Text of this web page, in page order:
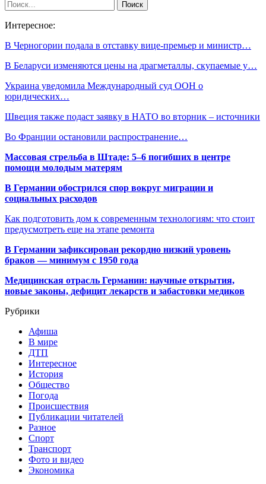
Интересное:
В Черногории подала в отставку вице-премьер и министр…
В Беларуси изменяются цены на драгметаллы, скупаемые у…
Украина уведомила Международный суд ООН о
юридических…
Швеция также подаст заявку в НАТО во вторник – источники
Во Франции остановили распространение…
Массовая стрельба в Штаде: 5–6 погибших в центре
помощи молодым матерям
В Германии обострился спор вокруг миграции и
социальных расходов
Как подготовить дом к современным технологиям: что стоит
предусмотреть еще на этапе ремонта
В Германии зафиксирован рекордно низкий уровень
браков — минимум с 1950 года
Медицинская отрасль Германии: научные открытия,
новые законы, дефицит лекарств и забастовки медиков
Рубрики
Афиша
В мире
ДТП
Интересное
История
Общество
Погода
Происшествия
Публикации читателей
Разное
Спорт
Транспорт
Фото и видео
Экономика